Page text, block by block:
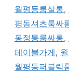
월평동룸살롱,
평동셔츠룸싸
동정통룸싸롱,
테이블가게 ,
월평동퍼블릭